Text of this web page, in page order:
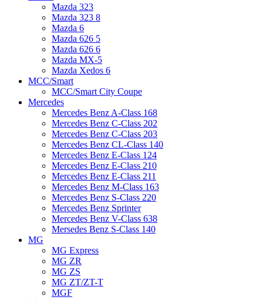
Mazda 323
Mazda 323 8
Mazda 6
Mazda 626 5
Mazda 626 6
Mazda MX-5
Mazda Xedos 6
MCC/Smart
MCC/Smart City Coupe
Mercedes
Mercedes Benz A-Class 168
Mercedes Benz C-Class 202
Mercedes Benz C-Class 203
Mercedes Benz CL-Class 140
Mercedes Benz E-Class 124
Mercedes Benz E-Class 210
Mercedes Benz E-Class 211
Mercedes Benz M-Class 163
Mercedes Benz S-Class 220
Mercedes Benz Sprinter
Mercedes Benz V-Class 638
Mersedes Benz S-Class 140
MG
MG Express
MG ZR
MG ZS
MG ZT/ZT-T
MGF